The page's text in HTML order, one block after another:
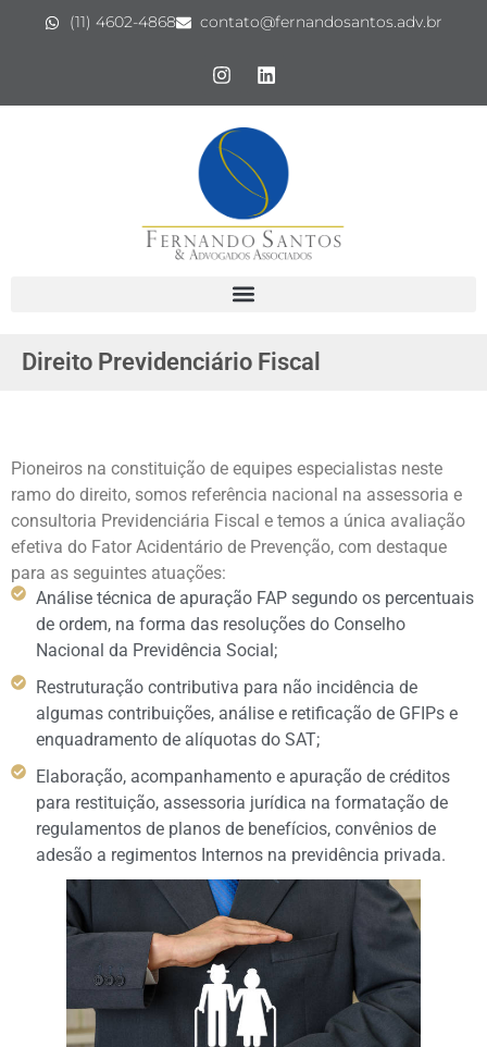
(11) 4602-4868 contato@fernandosantos.adv.br
Direito Previdenciário Fiscal
Pioneiros na constituição de equipes especialistas neste
ramo do direito, somos referência nacional na assessoria e
consultoria Previdenciária Fiscal e temos a única avaliação
efetiva do Fator Acidentário de Prevenção, com destaque
para as seguintes atuações:
Análise técnica de apuração FAP segundo os percentuais
de ordem, na forma das resoluções do Conselho
Nacional da Previdência Social;
Restruturação contributiva para não incidência de
algumas contribuições, análise e retificação de GFIPs e
enquadramento de alíquotas do SAT;
Elaboração, acompanhamento e apuração de créditos
para restituição, assessoria jurídica na formatação de
regulamentos de planos de benefícios, convênios de
adesão a regimentos Internos na previdência privada.